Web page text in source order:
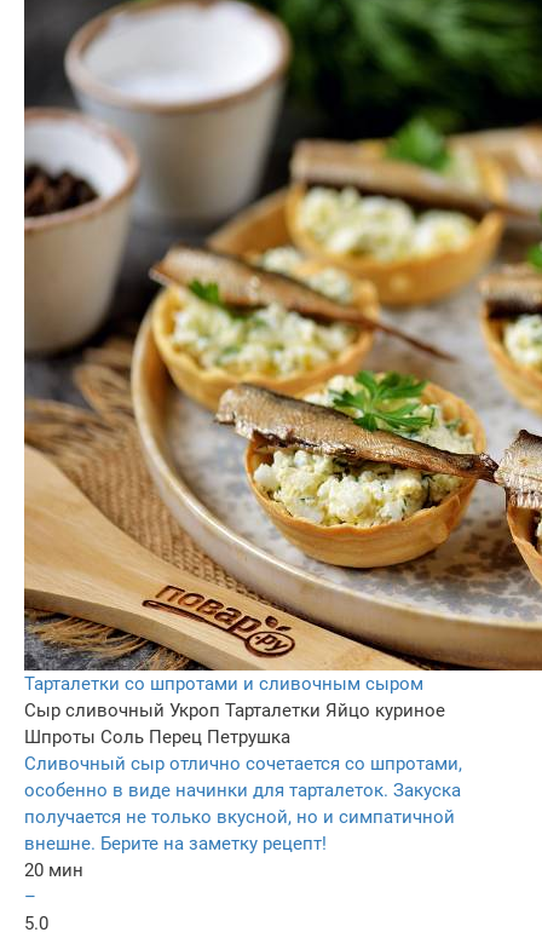
Тарталетки со шпротами и сливочным сыром
Сыр сливочный Укроп Тарталетки Яйцо куриное
Шпроты Соль Перец Петрушка
Сливочный сыр отлично сочетается со шпротами,
особенно в виде начинки для тарталеток. Закуска
получается не только вкусной, но и симпатичной
внешне. Берите на заметку рецепт!
20 мин
–
5.0